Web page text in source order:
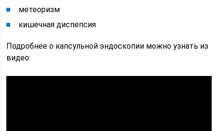
метеоризм
кишечная диспепсия
Подробнее о капсульной эндоскопии можно узнать из
видео: